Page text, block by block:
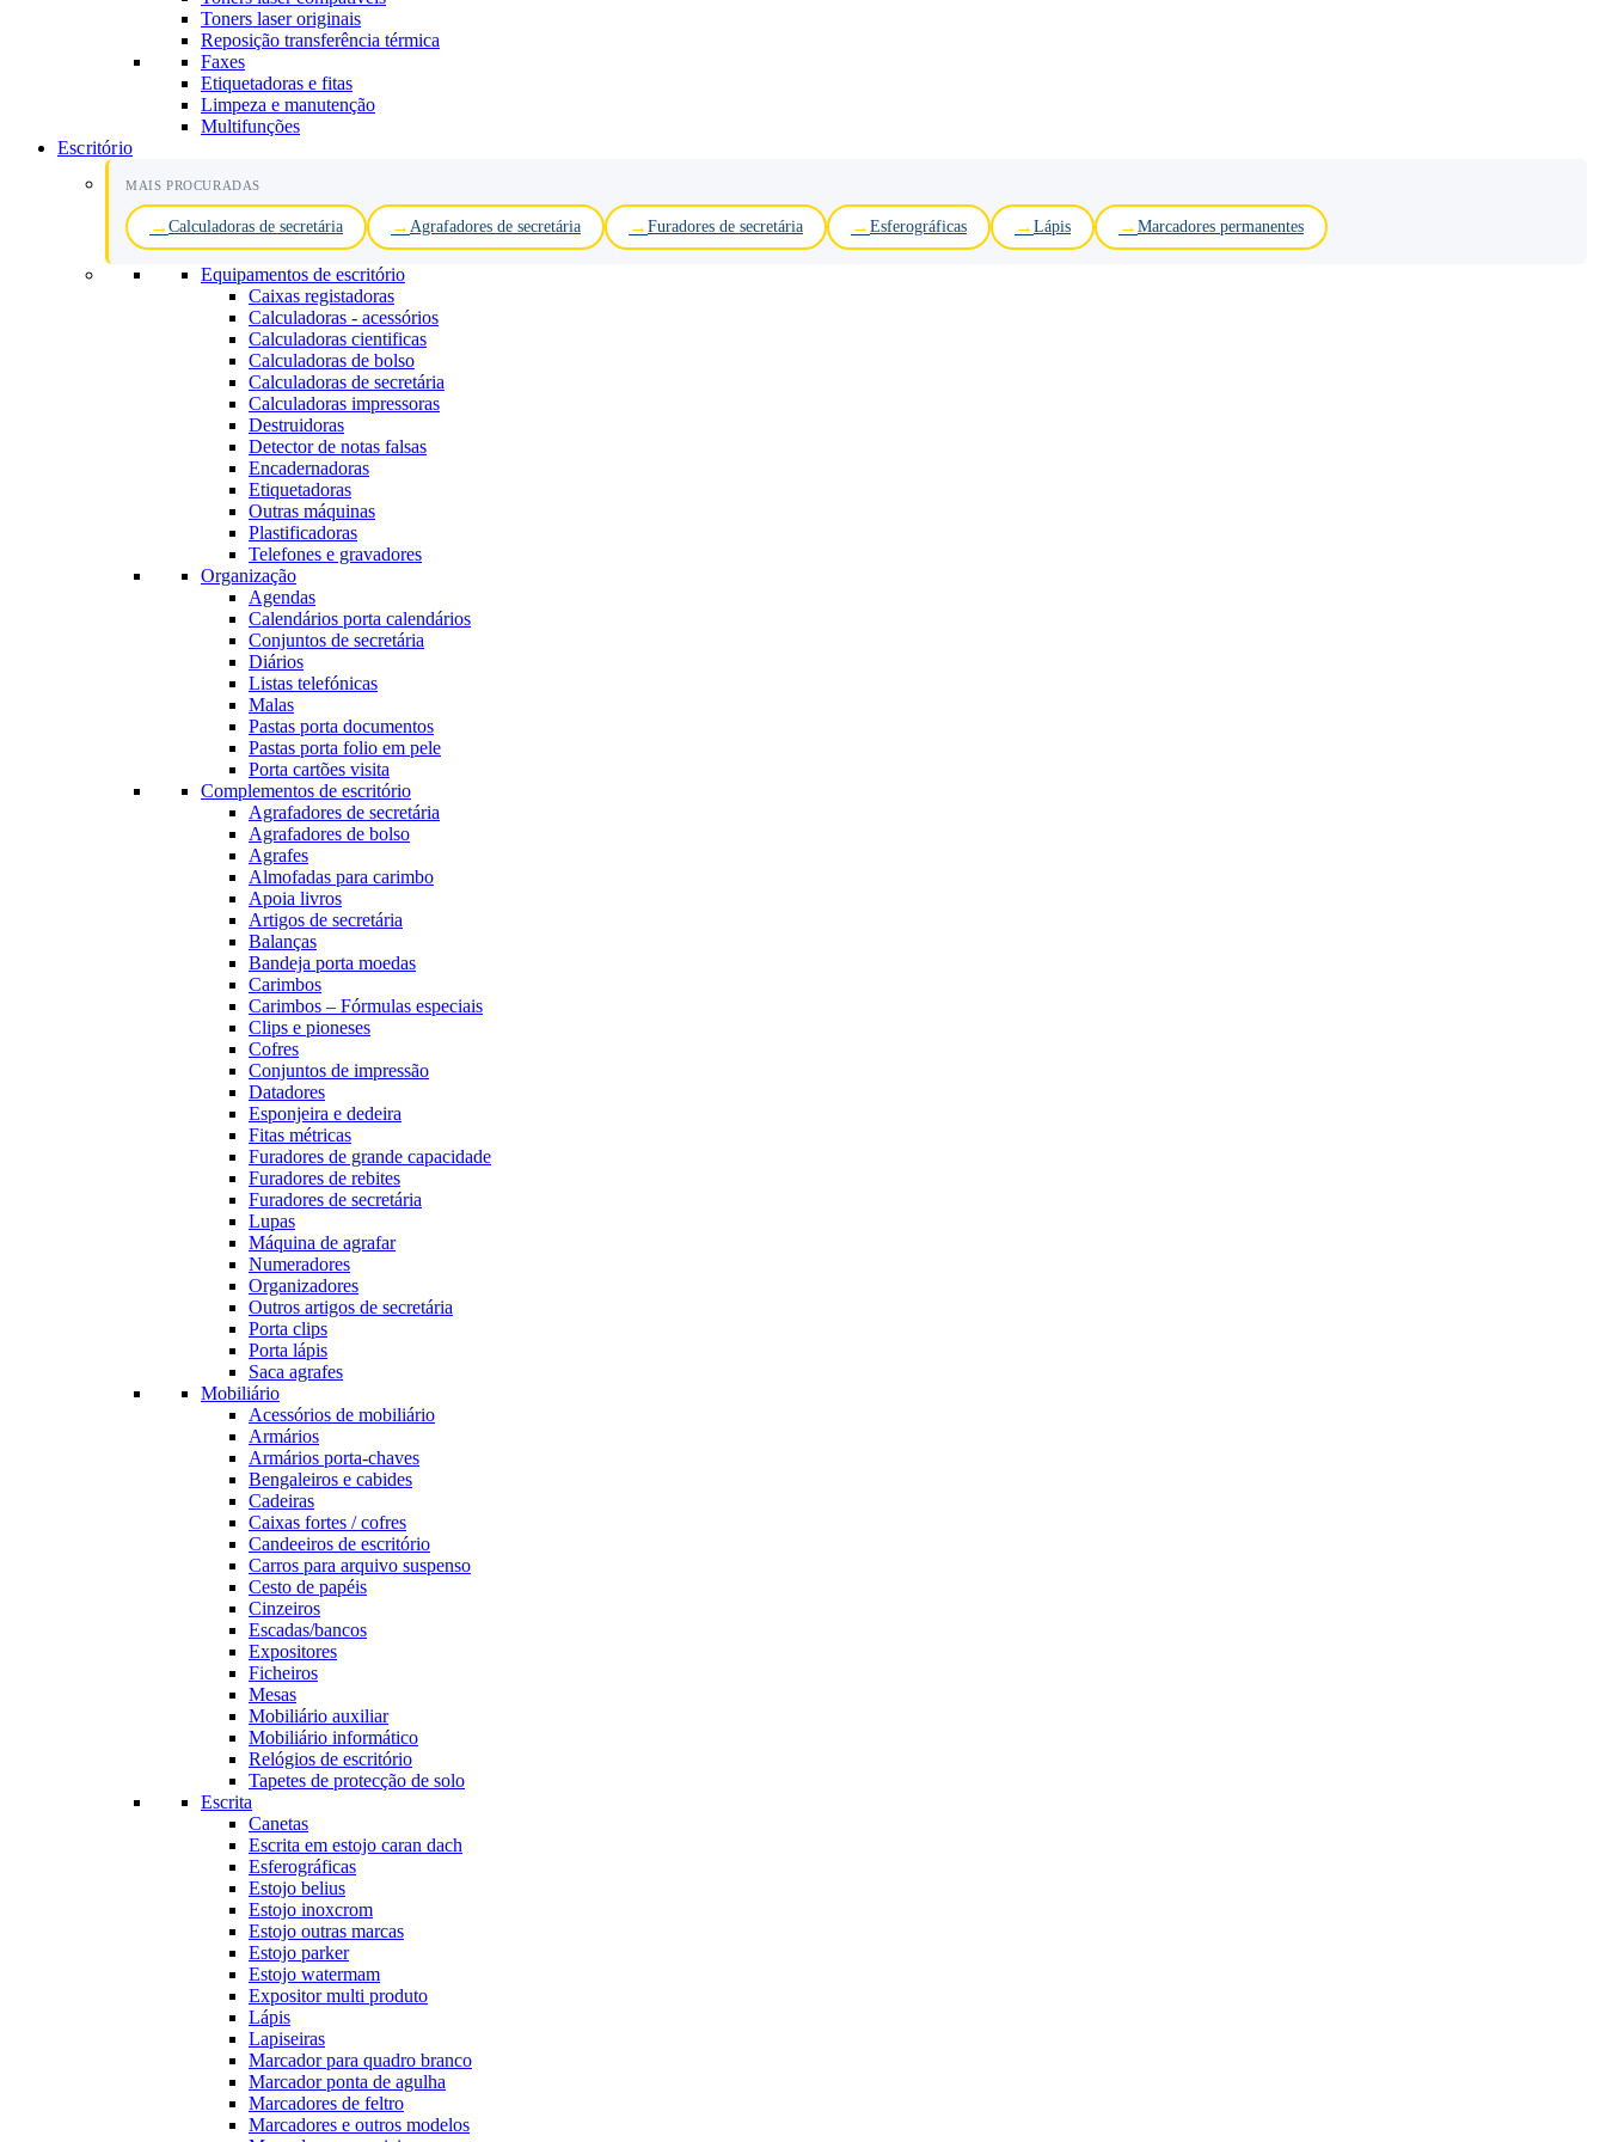
Toners laser originais
Reposição transferência térmica
Faxes
Etiquetadoras e fitas
Limpeza e manutenção
Multifunções
Escritório
MAIS PROCURADAS
Calculadoras de secretária Agrafadores de secretária Furadores de secretária Esferográficas Lápis Marcadores permanentes
Equipamentos de escritório
Caixas registadoras
Calculadoras - acessórios
Calculadoras cientificas
Calculadoras de bolso
Calculadoras de secretária
Calculadoras impressoras
Destruidoras
Detector de notas falsas
Encadernadoras
Etiquetadoras
Outras máquinas
Plastificadoras
Telefones e gravadores
Organização
Agendas
Calendários porta calendários
Conjuntos de secretária
Diários
Listas telefónicas
Malas
Pastas porta documentos
Pastas porta folio em pele
Porta cartões visita
Complementos de escritório
Agrafadores de secretária
Agrafadores de bolso
Agrafes
Almofadas para carimbo
Apoia livros
Artigos de secretária
Balanças
Bandeja porta moedas
Carimbos
Carimbos – Fórmulas especiais
Clips e pioneses
Cofres
Conjuntos de impressão
Datadores
Esponjeira e dedeira
Fitas métricas
Furadores de grande capacidade
Furadores de rebites
Furadores de secretária
Lupas
Máquina de agrafar
Numeradores
Organizadores
Outros artigos de secretária
Porta clips
Porta lápis
Saca agrafes
Mobiliário
Acessórios de mobiliário
Armários
Armários porta-chaves
Bengaleiros e cabides
Cadeiras
Caixas fortes / cofres
Candeeiros de escritório
Carros para arquivo suspenso
Cesto de papéis
Cinzeiros
Escadas/bancos
Expositores
Ficheiros
Mesas
Mobiliário auxiliar
Mobiliário informático
Relógios de escritório
Tapetes de protecção de solo
Escrita
Canetas
Escrita em estojo caran dach
Esferográficas
Estojo belius
Estojo inoxcrom
Estojo outras marcas
Estojo parker
Estojo watermam
Expositor multi produto
Lápis
Lapiseiras
Marcador para quadro branco
Marcador ponta de agulha
Marcadores de feltro
Marcadores e outros modelos